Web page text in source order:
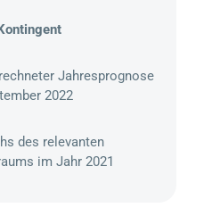
Jahresprognose
2022
des relevanten
im Jahr 2021